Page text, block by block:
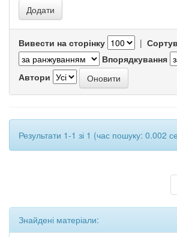
Вивести на сторінку |
Впорядкування
Автори
Результати 1-1 зі 1 (час пошуку: 0.002
Знайдені матеріали: